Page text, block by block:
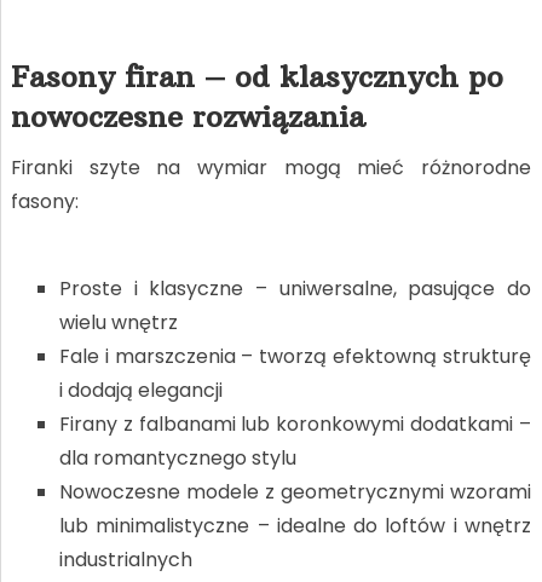
Fasony firan – od klasycznych po
nowoczesne rozwiązania
Firanki szyte na wymiar mogą mieć różnorodne
fasony:
Proste i klasyczne – uniwersalne, pasujące do
wielu wnętrz
Fale i marszczenia – tworzą efektowną strukturę
i dodają elegancji
Firany z falbanami lub koronkowymi dodatkami –
dla romantycznego stylu
Nowoczesne modele z geometrycznymi wzorami
lub minimalistyczne – idealne do loftów i wnętrz
industrialnych